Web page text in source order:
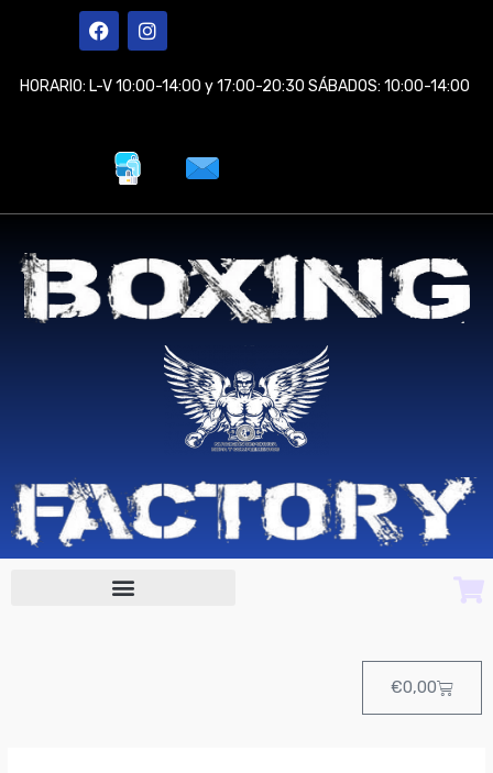
F
a
e
b
I
n
t
a
HORARIO: L-V 10:00-14:00 y 17:00-20:30 SÁBADOS: 10:00-14:00
€0,00Cart